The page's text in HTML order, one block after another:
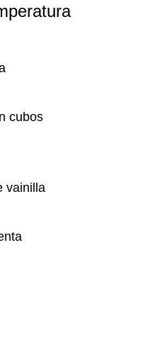
cubos
vainilla